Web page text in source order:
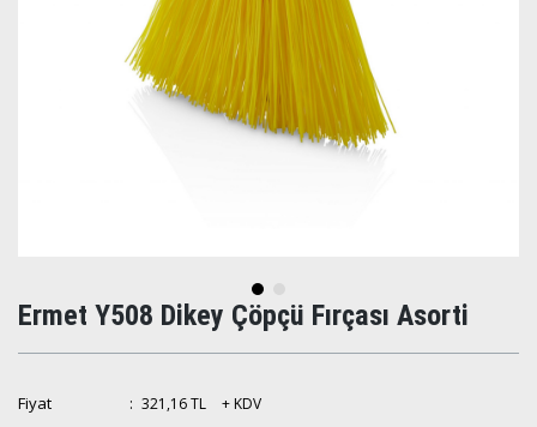
Ermet Y508 Dikey Çöpçü Fırçası Asorti
Fiyat : 321,16 TL + KDV